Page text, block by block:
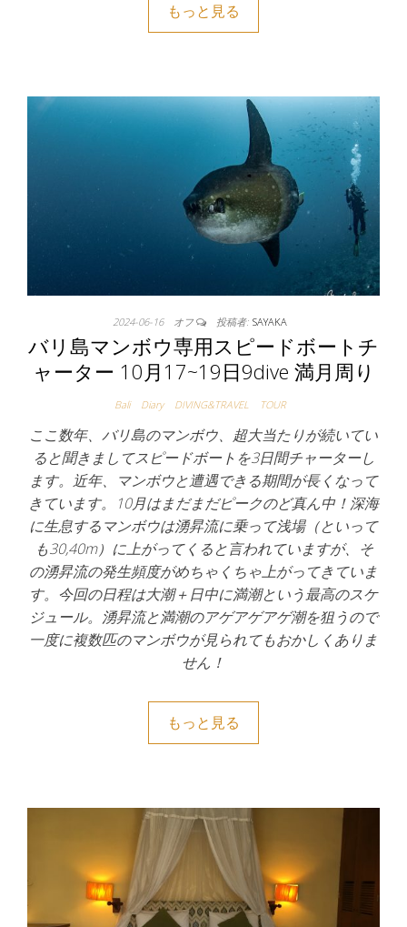
もっと見る
2024-06-16 オフ 投稿者: SAYAKA
バリ島マンボウ専用スピードボートチ
ャーター 10月17~19日9dive 満月周り
Bali Diary DIVING&TRAVEL TOUR
ここ数年、バリ島のマンボウ、超大当たりが続いてい
ると聞きましてスピードボートを3日間チャーターし
ます。近年、マンボウと遭遇できる期間が長くなって
きています。10月はまだまだピークのど真ん中！深海
に生息するマンボウは湧昇流に乗って浅場（といって
も30,40m）に上がってくると言われていますが、そ
の湧昇流の発生頻度がめちゃくちゃ上がってきていま
す。今回の日程は大潮＋日中に満潮という最高のスケ
ジュール。湧昇流と満潮のアゲアゲアゲ潮を狙うので
一度に複数匹のマンボウが見られてもおかしくありま
せん！
もっと見る